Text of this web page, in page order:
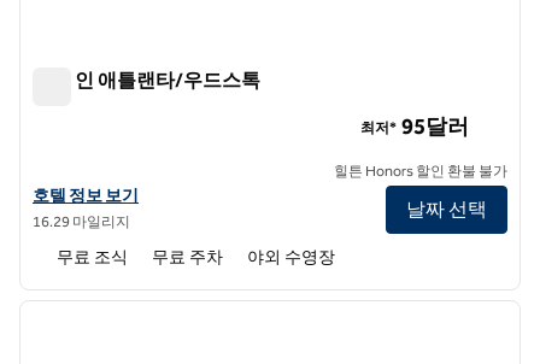
햄튼 인 애틀랜타/우드스톡
햄튼 인 애틀랜타/우드스톡의 호텔 정보 보기
호텔 정보 보기
16.29 마일리지
최저* 95달러
힐튼 Honors 할인 환불 불가
날짜 선택
무료 조식 무료 주차 야외 수영장
1/12
다음